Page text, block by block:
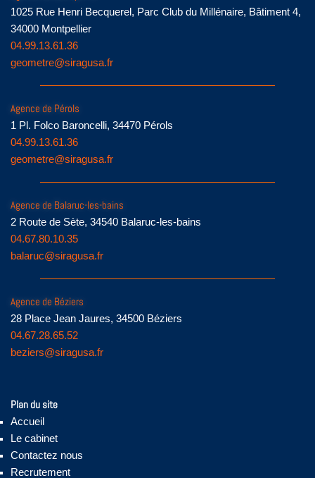
1025 Rue Henri Becquerel, Parc Club du Millénaire, Bâtiment 4,
34000 Montpellier
04.99.13.61.36
geometre@siragusa.fr
Agence de Pérols
1 Pl. Folco Baroncelli, 34470 Pérols
04.99.13.61.36
geometre@siragusa.fr
Agence de Balaruc-les-bains
2 Route de Sète, 34540 Balaruc-les-bains
04.67.80.10.35
balaruc@siragusa.fr
Agence de Béziers
28 Place Jean Jaures, 34500 Béziers
04.67.28.65.52
beziers@siragusa.fr
Plan du site
Accueil
Le cabinet
Contactez nous
Recrutement